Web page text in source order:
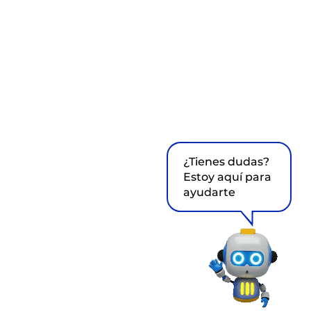
¿Tienes dudas?
Estoy aquí para
ayudarte